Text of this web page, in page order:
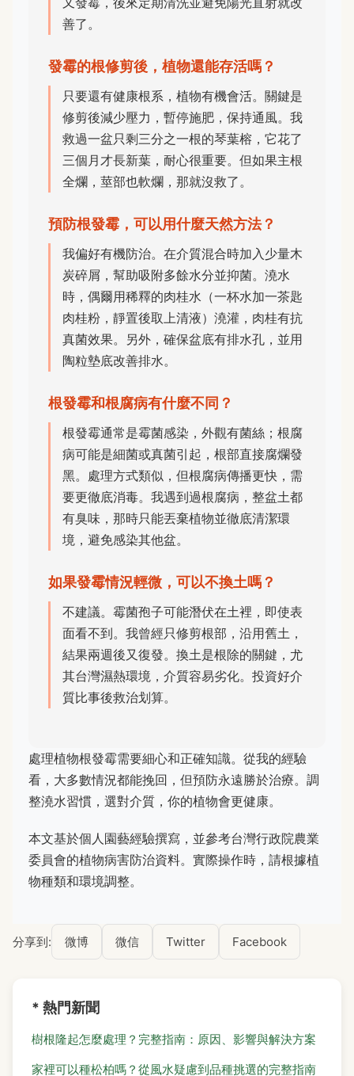
善了。
發霉的根修剪後，植物還能存活嗎？
只要還有健康根系，植物有機會活。關鍵是
修剪後減少壓力，暫停施肥，保持通風。我
救過一盆只剩三分之一根的琴葉榕，它花了
三個月才長新葉，耐心很重要。但如果主根
全爛，莖部也軟爛，那就沒救了。
預防根發霉，可以用什麼天然方法？
我偏好有機防治。在介質混合時加入少量木
炭碎屑，幫助吸附多餘水分並抑菌。澆水
時，偶爾用稀釋的肉桂水（一杯水加一茶匙
肉桂粉，靜置後取上清液）澆灌，肉桂有抗
真菌效果。另外，確保盆底有排水孔，並用
陶粒墊底改善排水。
根發霉和根腐病有什麼不同？
根發霉通常是霉菌感染，外觀有菌絲；根腐
病可能是細菌或真菌引起，根部直接腐爛發
黑。處理方式類似，但根腐病傳播更快，需
要更徹底消毒。我遇到過根腐病，整盆土都
有臭味，那時只能丟棄植物並徹底清潔環
境，避免感染其他盆。
如果發霉情況輕微，可以不換土嗎？
不建議。霉菌孢子可能潛伏在土裡，即使表
面看不到。我曾經只修剪根部，沿用舊土，
結果兩週後又復發。換土是根除的關鍵，尤
其台灣濕熱環境，介質容易劣化。投資好介
質比事後救治划算。
處理植物根發霉需要細心和正確知識。從我的經驗
看，大多數情況都能挽回，但預防永遠勝於治療。調
整澆水習慣，選對介質，你的植物會更健康。
本文基於個人園藝經驗撰寫，並參考台灣行政院農業
委員會的植物病害防治資料。實際操作時，請根據植
物種類和環境調整。
分享到: 微博 微信 Twitter Facebook
* 熱門新聞
樹根隆起怎麼處理？完整指南：原因、影響與解決方案
家裡可以種松柏嗎？從風水疑慮到品種挑選的完整指南